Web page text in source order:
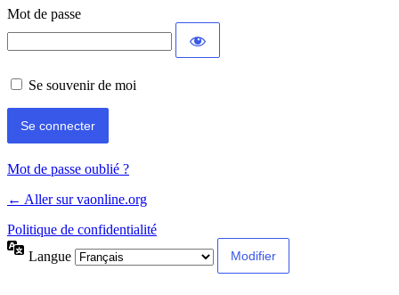
Mot de passe
Se souvenir de moi
Mot de passe oublié ?
← Aller sur vaonline.org
Politique de confidentialité
Langue